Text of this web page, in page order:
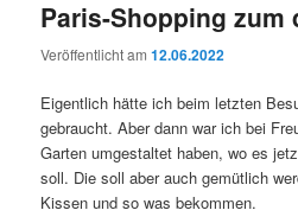
Paris-Shopping zum
Veröffentlicht am12.06.2022
Eigentlich hätte ich beim letzten
gebraucht. Aber dann war ich bei
Garten umgestaltet haben, wo es
soll. Die soll aber auch gemütlich
Kissen und so was bekommen.